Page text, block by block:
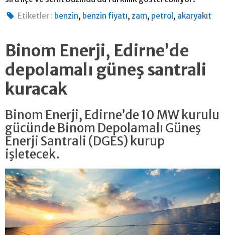
Etiketler : benzin, benzin fiyatı, zam, petrol , akaryakıt
Binom Enerji, Edirne’de
depolamalı güneş santrali
kuracak
Binom Enerji, Edirne’de 10 MW kurulu
gücünde Binom Depolamalı Güneş
Enerji Santrali (DGES) kurup
işletecek.